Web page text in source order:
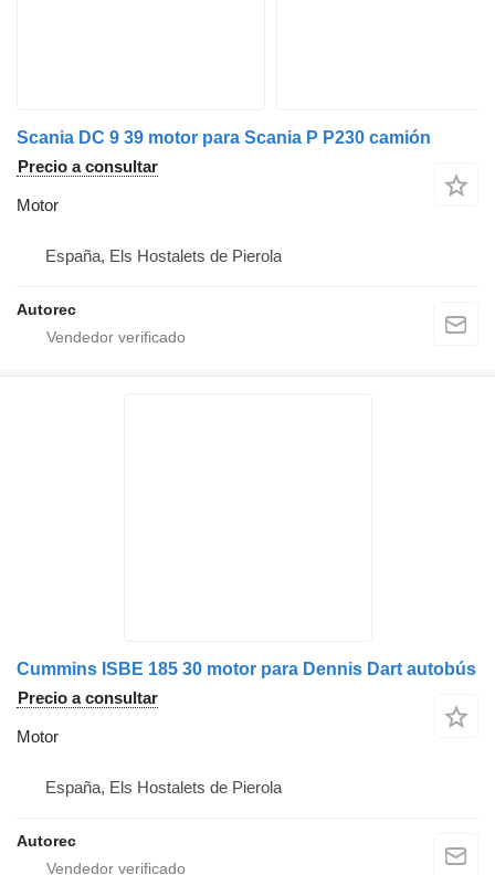
Scania DC 9 39 motor para Scania P P230 camión
Precio a consultar
Motor
España, Els Hostalets de Pierola
Autorec
Cummins ISBE 185 30 motor para Dennis Dart autobús
Precio a consultar
Motor
España, Els Hostalets de Pierola
Autorec